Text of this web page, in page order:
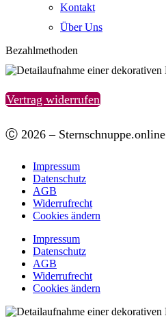
Kontakt
Über Uns
Bezahlmethoden
Vertrag widerrufen
Ⓒ 2026 – Sternschnuppe.online
Impressum
Datenschutz
AGB
Widerrufrecht
Cookies ändern
Impressum
Datenschutz
AGB
Widerrufrecht
Cookies ändern